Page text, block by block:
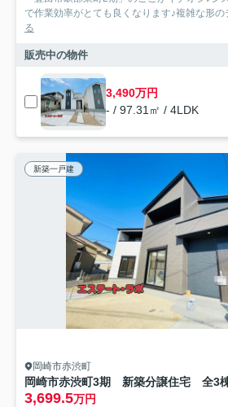
で作業効率がとても良くなります♪複雑な形の
る
販売中の物件
3,490万円
- / 97.31㎡ / 4LDK
新築一戸建
岡崎市赤渋町
岡崎市赤渋町3期 新築分譲住宅 全3
3,699.5万円